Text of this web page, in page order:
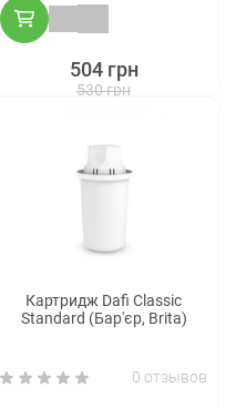
530 грн
504 грн
Картридж Dafi Classic
Standard (Бар'єр, Brita)
0 отзывов